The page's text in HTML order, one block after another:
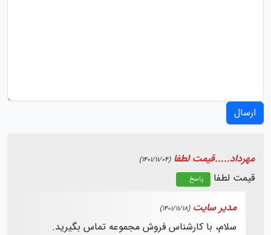
ارسال
مهرداد.....قیمت لطفا (1401/11/04)
قیمت لطفا پاسخ
مدیر سایت (1401/11/18)
سلام، با کارشناس فروش مجموعه تماس بگیرید.